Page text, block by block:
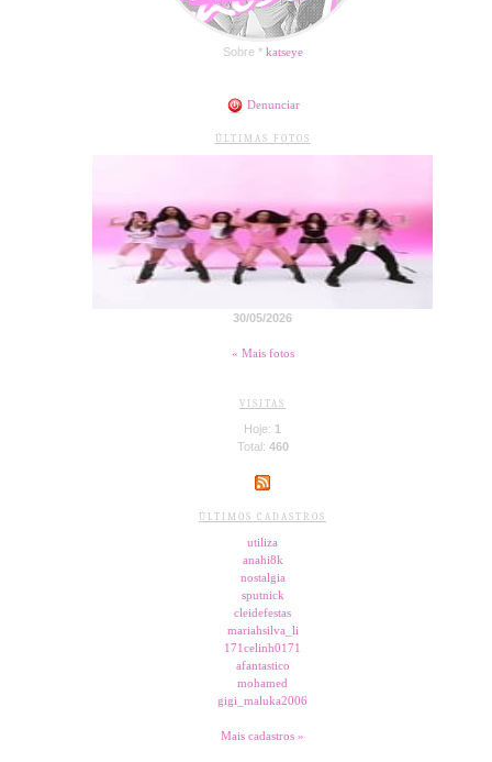
Sobre * katseye
Denunciar
ÚLTIMAS FOTOS
30/05/2026
« Mais fotos
VISITAS
Hoje: 1
Total: 460
ÚLTIMOS CADASTROS
utiliza
anahi8k
nostalgia
sputnick
cleidefestas
mariahsilva_li
171celinh0171
afantastico
mohamed
gigi_maluka2006
Mais cadastros »